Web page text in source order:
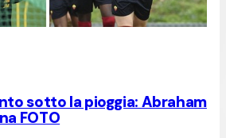
sotto la pioggia: Abraham
FOTO